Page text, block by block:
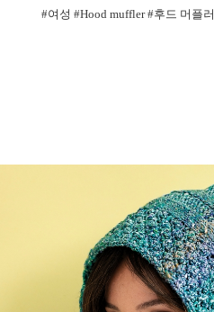
#여성 #Hood muffler #후드 머플러